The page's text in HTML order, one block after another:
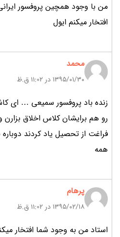
من با وجود همچین پروفسور
افتخار میکنم ایول
محمد
۱۳۹۵/۰۱/۳۰ در 11:02 ق.ظ
زنده باد پروفسور سمیعی … ای
رو هم برایشان کلاس اخلاق
فراغت از تحصیل یاد کردند دوباره
همه
پرهام
۱۳۹۵/۰۲/۱۸ در 11:02 ق.ظ
استاد من به وجود شما افتخار